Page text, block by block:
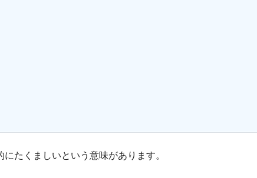
たくましいという意味があります。